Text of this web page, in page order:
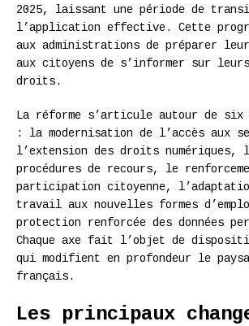
2025, laissant une période de
l’application effective. Cette
aux administrations de préparer
aux citoyens de s’informer sur leurs
droits.
La réforme s’articule autour de six
: la modernisation de l’accès aux
l’extension des droits numériques,
procédures de recours, le
participation citoyenne,
travail aux nouvelles formes
protection renforcée des données
Chaque axe fait l’objet de
qui modifient en profondeur le
français.
Les principaux